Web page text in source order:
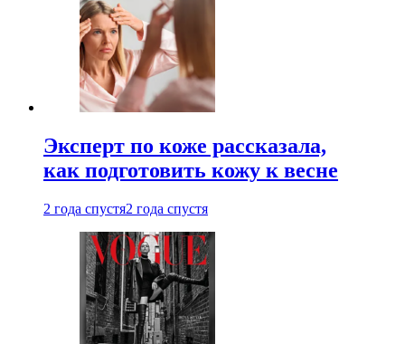
Эксперт по коже рассказала,
как подготовить кожу к весне
2 года спустя2 года спустя